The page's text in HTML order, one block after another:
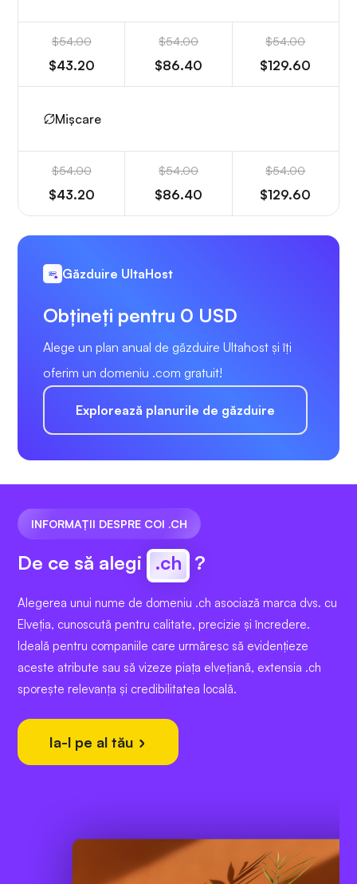
$54.00
$43.20
$54.00
$86.40
$54.00
$129.60
Mișcare
$54.00
$43.20
$54.00
$86.40
$54.00
$129.60
Găzduire UltaHost
Obțineți pentru 0 USD
Alege un plan anual de găzduire Ultahost și îți
oferim un domeniu .com gratuit!
Explorează planurile de găzduire
INFORMAȚII DESPRE COI .CH
De ce să alegi .ch ?
Alegerea unui nume de domeniu .ch asociază marca dvs. cu
Elveția, cunoscută pentru calitate, precizie și încredere.
Ideală pentru companiile care urmăresc să evidențieze
aceste atribute sau să vizeze piața elvețiană, extensia .ch
sporește relevanța și credibilitatea locală.
Ia-l pe al tău